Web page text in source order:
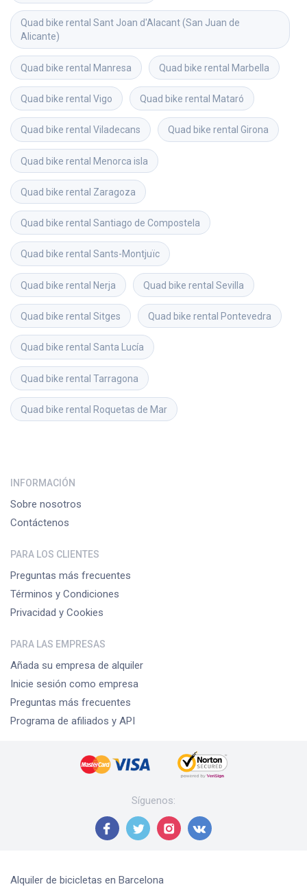
Quad bike rental Sant Joan d'Alacant (San Juan de
Alicante)
Quad bike rental Manresa Quad bike rental Marbella
Quad bike rental Vigo Quad bike rental Mataró
Quad bike rental Viladecans Quad bike rental Girona
Quad bike rental Menorca isla
Quad bike rental Zaragoza
Quad bike rental Santiago de Compostela
Quad bike rental Sants-Montjuïc
Quad bike rental Nerja Quad bike rental Sevilla
Quad bike rental Sitges Quad bike rental Pontevedra
Quad bike rental Santa Lucía
Quad bike rental Tarragona
Quad bike rental Roquetas de Mar
INFORMACIÓN
Sobre nosotros
Contáctenos
PARA LOS CLIENTES
Preguntas más frecuentes
Términos y Condiciones
Privacidad y Cookies
PARA LAS EMPRESAS
Añada su empresa de alquiler
Inicie sesión como empresa
Preguntas más frecuentes
Programa de afiliados y API
Síguenos:
Alquiler de bicicletas en Barcelona